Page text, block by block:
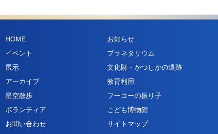
HOME
お知らせ
イベント
プラネタリウム
展示
文化財・かつしかの遺跡
アーカイブ
教育利用
星空散歩
フーコーの振り子
ボランティア
こども博物館
お問い合わせ
サイトマップ